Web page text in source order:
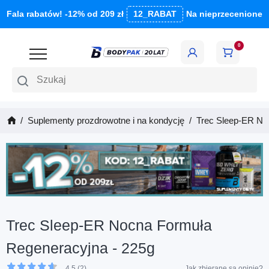
Fala rabatów! -12% od 209 zł 12_RABAT Na nieprzecenione
Szukaj
0
Suplementy prozdrowotne i na kondycję Trec Sleep-ER
Trec Sleep-ER Nocna Formuła
Regeneracyjna - 225g